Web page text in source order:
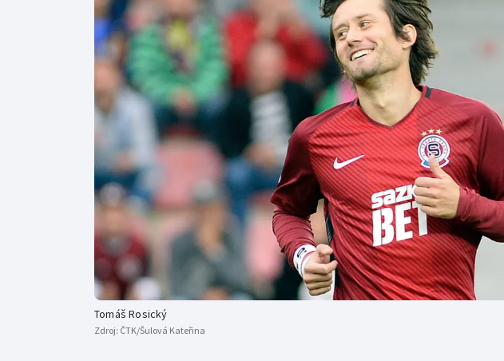
Curling
Dostihy
Florbal
Futsal
Golf
Gymnastika
Moderní pětiboj
Motorsport
Olympijské hry
Parasport
Plavání
Plážový
Tomáš Rosický
Zdroj: ČTK/Šulová Kateřina